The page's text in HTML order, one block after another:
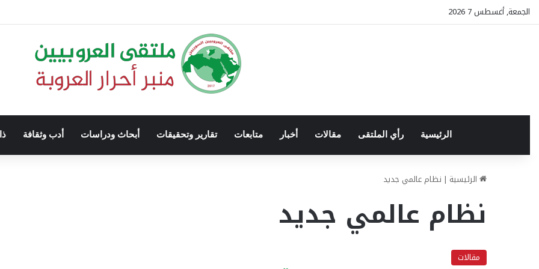
الجمعة, أغسطس 7 2026
الرئيسية رأي الملتقى مقالات أخبار متابعات تقارير وتحقيقات أبحاث ودراسات أدب وثقافة
الرئيسية | نظام عالمي جديد
نظام عالمي جديد
مقالات